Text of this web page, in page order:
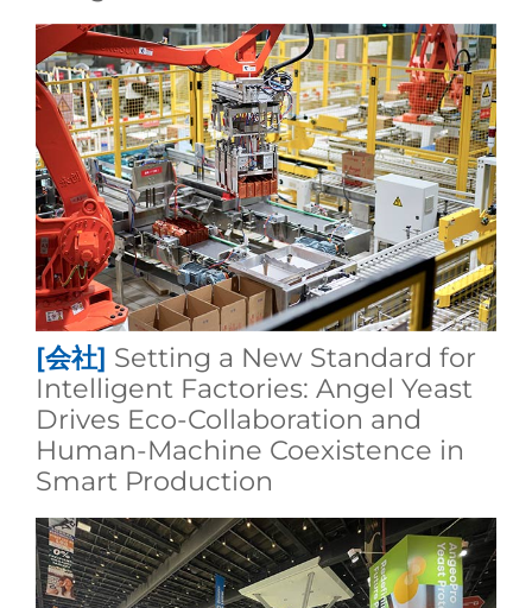
[会社] Setting a New Standard for
Intelligent Factories: Angel Yeast
Drives Eco-Collaboration and
Human-Machine Coexistence in
Smart Production